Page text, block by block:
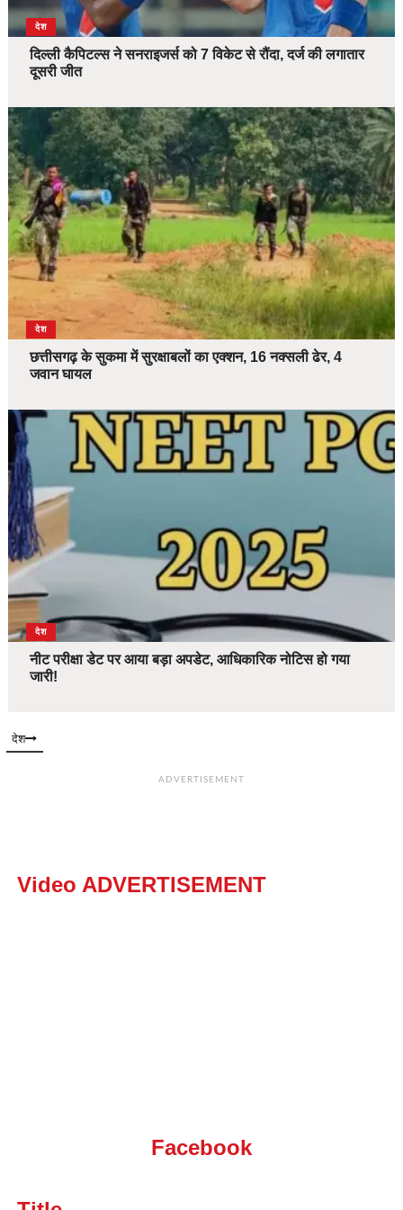
देश
दिल्ली कैपिटल्स ने सनराइजर्स को 7 विकेट से रौंदा, दर्ज की लगातार
दूसरी जीत
देश
छत्तीसगढ़ के सुकमा में सुरक्षाबलों का एक्शन, 16 नक्सली ढेर, 4
जवान घायल
देश
नीट परीक्षा डेट पर आया बड़ा अपडेट, आधिकारिक नोटिस हो गया
जारी!
देश
ADVERTISEMENT
Video ADVERTISEMENT
Facebook